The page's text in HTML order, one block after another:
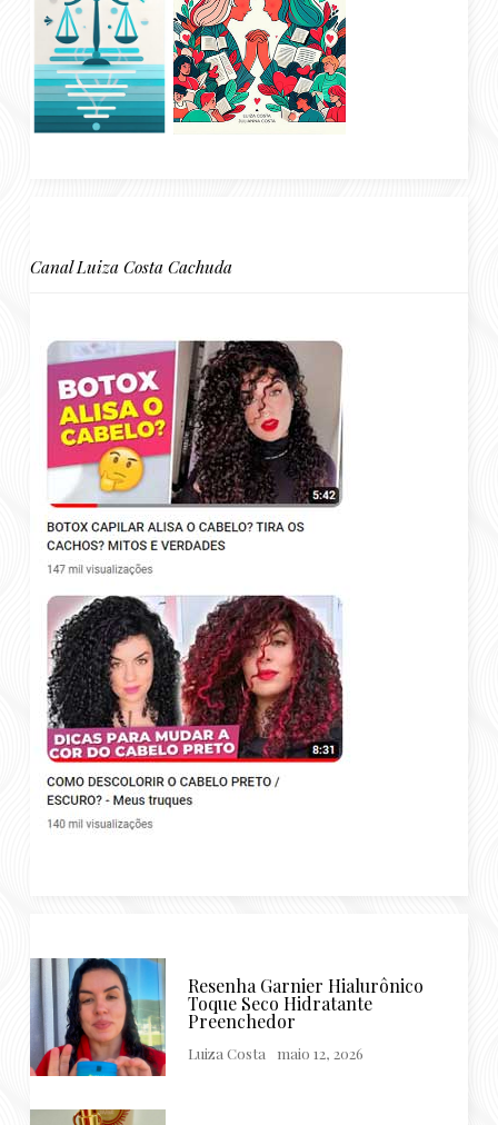
Canal Luiza Costa Cachuda
Resenha Garnier Hialurônico
Toque Seco Hidratante
Preenchedor
Luiza Costa maio 12, 2026